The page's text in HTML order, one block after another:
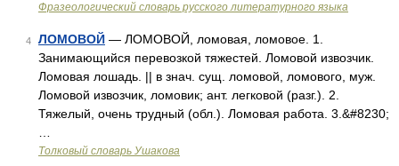
Фразеологический словарь русского литературного языка
4 ЛОМОВОЙ — ЛОМОВОЙ, ломовая, ломовое. 1.
Занимающийся перевозкой тяжестей. Ломовой извозчик.
Ломовая лошадь. || в знач. сущ. ломовой, ломового, муж.
Ломовой извозчик, ломовик; ант. легковой (разг.). 2.
Тяжелый, очень трудный (обл.). Ломовая работа. 3.&#8230;
Толковый словарь Ушакова